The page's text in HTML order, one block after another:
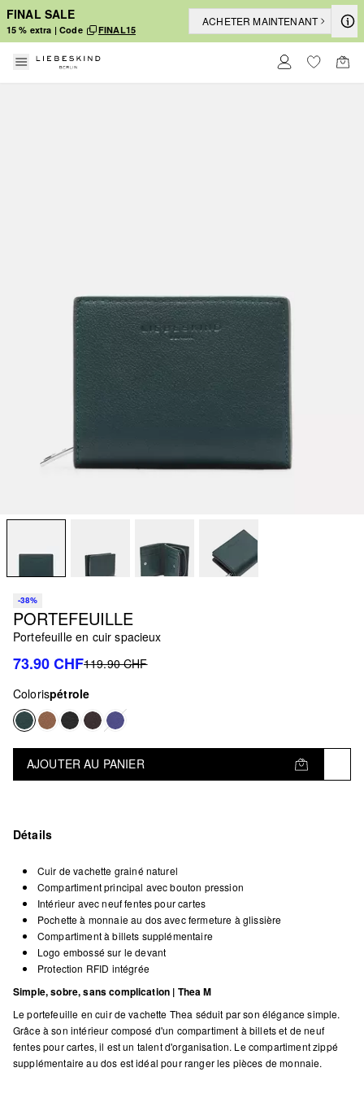
FINAL SALE
15 % extra | Code FINAL15
ACHETER MAINTENANT
-38%
PORTEFEUILLE
Portefeuille en cuir spacieux
73.90 CHF119.90 CHF
Colorispétrole
AJOUTER AU PANIER
Détails
Cuir de vachette grainé naturel
Compartiment principal avec bouton pression
Intérieur avec neuf fentes pour cartes
Pochette à monnaie au dos avec fermeture à glissière
Compartiment à billets supplémentaire
Logo embossé sur le devant
Protection RFID intégrée
Simple, sobre, sans complication | Thea M
Le portefeuille en cuir de vachette Thea séduit par son élégance simple.
Grâce à son intérieur composé d'un compartiment à billets et de neuf
fentes pour cartes, il est un talent d'organisation. Le compartiment zippé
supplémentaire au dos est idéal pour ranger les pièces de monnaie.